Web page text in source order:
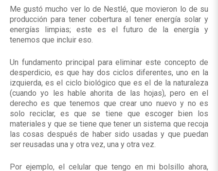
Me gustó mucho ver lo de Nestlé, que movieron lo de su
producción para tener cobertura al tener energía solar y
energías limpias; este es el futuro de la energía y
tenemos que incluir eso.
Un fundamento principal para eliminar este concepto de
desperdicio, es que hay dos ciclos diferentes, uno en la
izquierda, es el ciclo biológico que es el de la naturaleza
(cuando yo les hable ahorita de las hojas), pero en el
derecho es que tenemos que crear uno nuevo y no es
solo reciclar, es que se tiene que escoger bien los
materiales y que se tiene que tener un sistema que recoja
las cosas después de haber sido usadas y que puedan
ser reusadas una y otra vez, una y otra vez.
Por ejemplo, el celular que tengo en mi bolsillo ahora,